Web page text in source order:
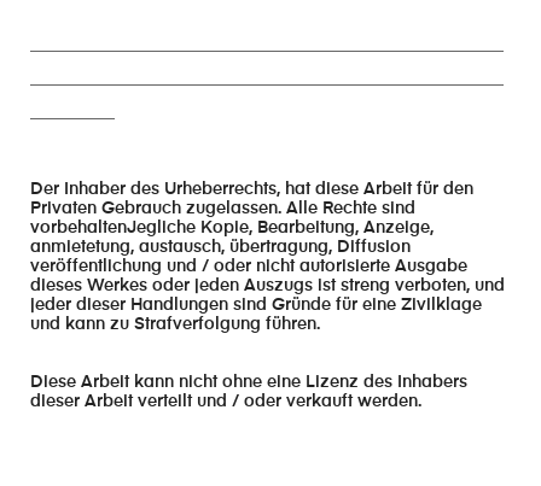
Der Inhaber des Urheberrechts, hat diese Arbeit für den
Privaten Gebrauch zugelassen. Alle Rechte sind
vorbehaltenJegliche Kopie, Bearbeitung, Anzeige,
anmietetung, austausch, übertragung, Diffusion
veröffentlichung und / oder nicht autorisierte Ausgabe
dieses Werkes oder jeden Auszugs ist streng verboten, und
jeder dieser Handlungen sind Gründe für eine Zivilklage
und kann zu Strafverfolgung führen.
Diese Arbeit kann nicht ohne eine Lizenz des Inhabers
dieser Arbeit verteilt und / oder verkauft werden.